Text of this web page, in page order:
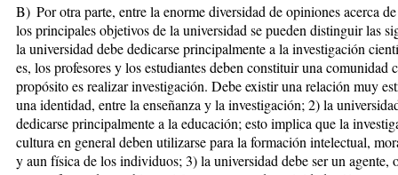
B) Por otra parte, entre la enorme diversidad de opiniones acerca
los principales objetivos de la uni­versidad se pueden distinguir las
la universidad debe de­di­carse principalmente a la investiga­ción
es, los profesores y los estudiantes deben constituir una comunidad
propósito es realizar investigación. Debe existir una relación muy
una identidad, entre la enseñanza y la investigación; 2) la
dedicarse prin­cipalmente a la educación; esto im­pli­ca que la
cultura en general deben utilizarse para la for­ma­ción intelectual,
y aun física de los individuos; 3) la uni­ver­si­dad debe ser un